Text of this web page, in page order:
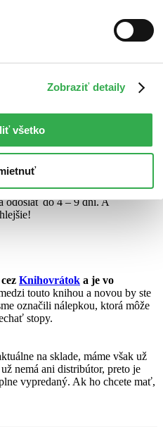
Zobraziť detaily
všetko
pre potešenie všetkých
a krásnych, hravých ilustrácií.
peknom svete...
na sklade, ale zvyčajne
odoslať do 4 – 9 dní. A
Knihovrátok a je vo
touto knihou a novou by ste
označili nálepkou, ktorá môže
stopy.
na sklade, máme však už
nemá ani distribútor, preto je
vypredaný. Ak ho chcete mať,